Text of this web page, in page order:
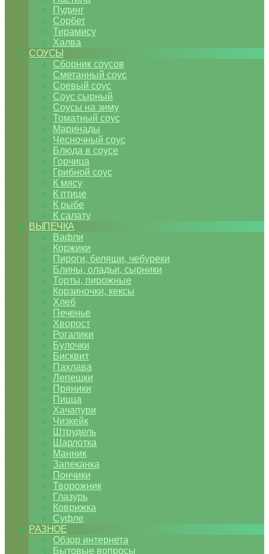
Пудинг
Сорбет
Тирамису
Халва
СОУСЫ
Сборник соусов
Сметанный соус
Соевый соус
Соус сырный
Соусы на зиму
Томатный соус
Маринады
Чесночный соус
Блюда в соусе
Горчица
Грибной соус
К мясу
К птице
К рыбе
К салату
ВЫПЕЧКА
Вафли
Коржики
Пироги, беляши, чебуреки
Блины, оладьи, сырники
Торты, пирожные
Корзиночки, кексы
Хлеб
Печенье
Хворост
Рогалики
Булочки
Бисквит
Пахлава
Лепешки
Пряники
Пицца
Хачапури
Чизкейк
Штрудель
Шарлотка
Манник
Запеканка
Пончики
Творожник
Глазурь
Коврижка
Суфле
РАЗНОЕ
Обзор интернета
Бытовые вопросы